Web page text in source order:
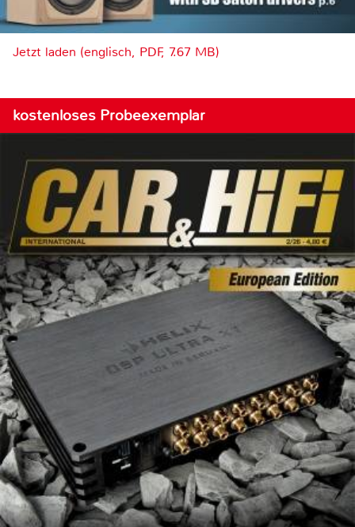
Jetzt laden (englisch, PDF, 7.67 MB)
kostenloses Probeexemplar